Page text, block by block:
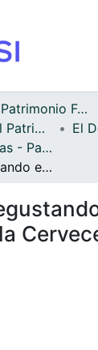
Archivo del Patrimonio Fotográfico y Fílmico del Valle del Cauca
Fondo Archivo del Patrimonio Fotográfico y Fílmico del Valle del Cauca
El
APFFVC - Industrias - Patrimonial
Ejecutivos degustando el producto de la Cervecería los Andes